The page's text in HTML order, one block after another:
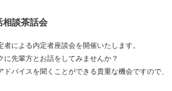
相談茶話会
による内定者座談会を開催いたします。
に先輩方とお話をしてみませんか？
バイスを聞くことができる貴重な機会ですので、